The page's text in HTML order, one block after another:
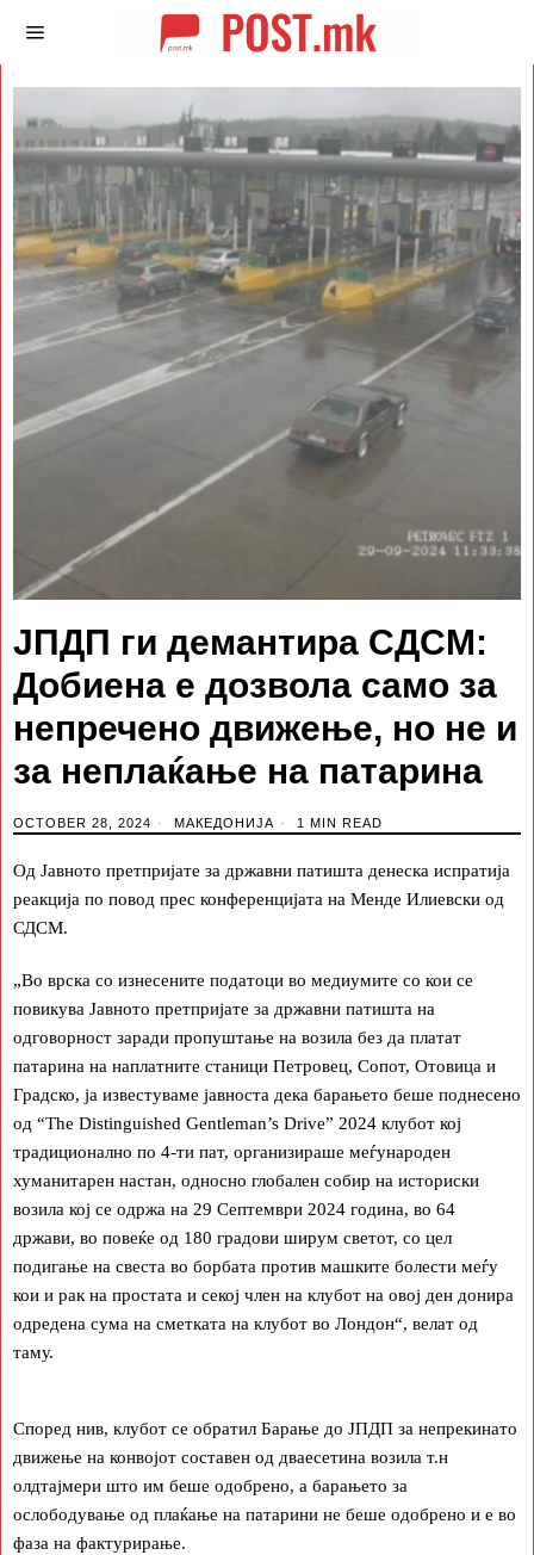
ЈПДП ги демантира СДСМ:
Добиена е дозвола само за
непречено движење, но не и
за неплаќање на патарина
OCTOBER 28, 2024 МАКЕДОНИЈА 1 MIN READ
Од Јавното претпријате за државни патишта денеска испратија
реакција по повод прес конференцијата на Менде Илиевски од
СДСМ.
„Во врска со изнесените податоци во медиумите со кои се
повикува Јавното претпријате за државни патишта на
одговорност заради пропуштање на возила без да платат
патарина на наплатните станици Петровец, Сопот, Отовица и
Градско, ја известуваме јавноста дека барањето беше поднесено
од “The Distinguished Gentleman’s Drive” 2024 клубот кој
традиционално по 4-ти пат, организираше меѓународен
хуманитарен настан, односно глобален собир на историски
возила кој се одржа на 29 Септември 2024 година, во 64
држави, во повеќе од 180 градови ширум светот, со цел
подигање на свеста во борбата против машките болести меѓу
кои и рак на простата и секој член на клубот на овој ден донира
одредена сума на сметката на клубот во Лондон“, велат од
таму.
Според нив, клубот се обратил Барање до ЈПДП за непрекинато
движење на конвојот составен од дваесетина возила т.н
олдтајмери што им беше одобрено, а барањето за
ослободување од плаќање на патарини не беше одобрено и е во
фаза на фактурирање.